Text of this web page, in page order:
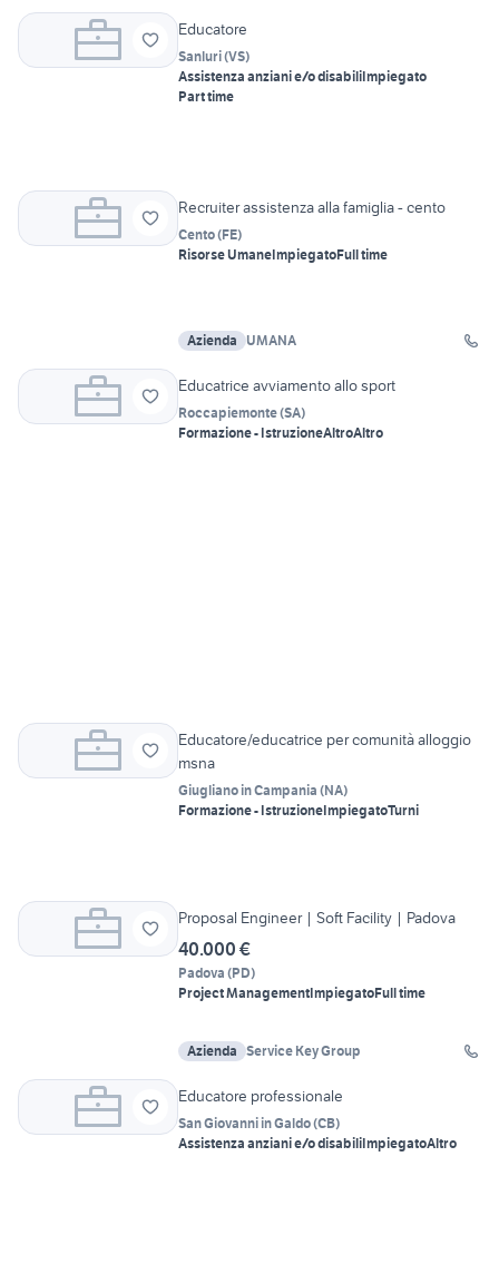
Educatore
Sanluri(VS)
Assistenza anziani e/o disabiliImpiegato
Part time
Recruiter assistenza alla famiglia - cento
Cento(FE)
Risorse UmaneImpiegatoFull time
Azienda UMANA
Educatrice avviamento allo sport
Roccapiemonte(SA)
Formazione - IstruzioneAltroAltro
Educatore/educatrice per comunità alloggio
msna
Giugliano in Campania (NA)
Formazione - IstruzioneImpiegatoTurni
Proposal Engineer | Soft Facility | Padova
40.000 €
Padova (PD)
Project ManagementImpiegatoFull time
Azienda Service Key Group
Educatore professionale
San Giovanni in Galdo(CB)
Assistenza anziani e/o disabiliImpiegatoAltro